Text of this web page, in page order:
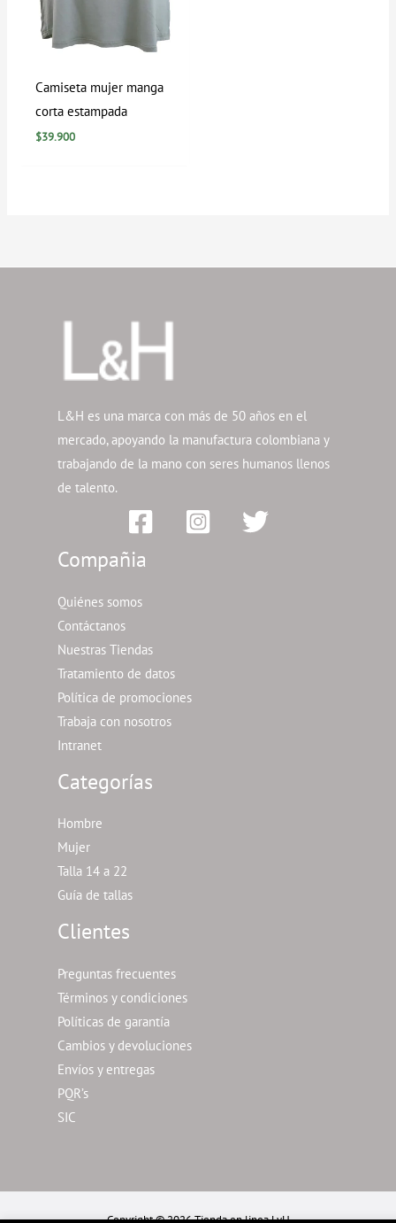
Camiseta mujer manga
corta estampada
$39.900
L&H es una marca con más de 50 años en el
mercado, apoyando la manufactura colombiana y
trabajando de la mano con seres humanos llenos
de talento.
Compañia
Quiénes somos
Contáctanos
Nuestras Tiendas
Tratamiento de datos
Política de promociones
Trabaja con nosotros
Intranet
Categorías
Hombre
Mujer
Talla 14 a 22
Guía de tallas
Clientes
Preguntas frecuentes
Términos y condiciones
Políticas de garantía
Cambios y devoluciones
Envíos y entregas
PQR’s
SIC
Copyright © 2026 Tienda en linea LyH